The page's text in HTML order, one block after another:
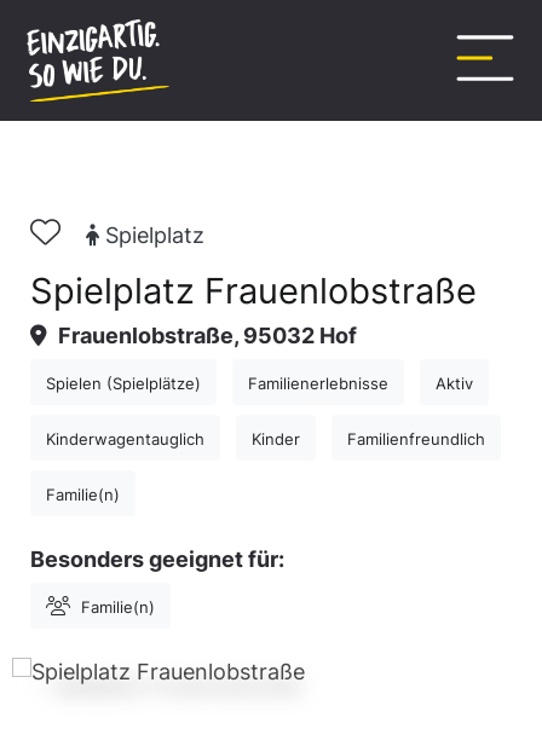
springen
Spielplatz
Spielplatz Frauenlobstraße
Frauenlobstraße, 95032 Hof
Spielen (Spielplätze) Familienerlebnisse Aktiv
Kinderwagentauglich Kinder Familienfreundlich
Familie(n)
Besonders geeignet für:
Familie(n)